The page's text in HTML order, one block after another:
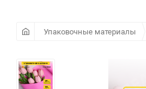
Упаковочные материалы